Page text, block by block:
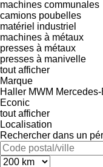
machines communales
camions poubelles
matériel industriel
machines à métaux
presses à métaux
presses à manivelle
tout afficher
Marque
Haller MWM
Econic
tout afficher
Localisation
Rechercher dans un